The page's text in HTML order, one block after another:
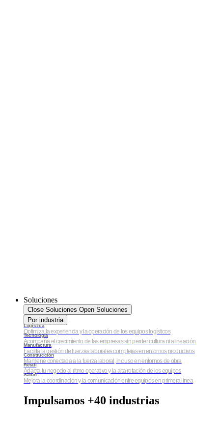
Soluciones
Close Soluciones Open Soluciones
Por industria
Logística
Optimiza la experiencia y la operación de los equipos logísticos
Tecnología
Acompaña el crecimiento de las empresas sin perder cultura ni alineación
Manufactura
Facilita la gestión de fuerzas laborales complejas en entornos productivos
Construcción
Mantiene conectada a la fuerza laboral, incluso en entornos de obra
Retail
Adapta tu negocio al ritmo operativo y la alta rotación de los equipos
Salud
Mejora la coordinación y la comunicación entre equipos en primera línea
Impulsamos +40 industrias